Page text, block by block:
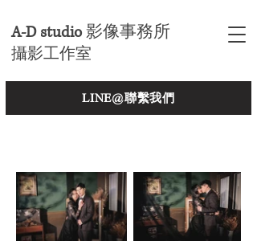
A-D studio 影像事務所
攝影工作室
LINE@聯繫我們